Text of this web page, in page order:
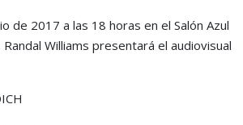
de 2017 a las 18 horas en el Salón Azul
Williams presentará el audiovisual